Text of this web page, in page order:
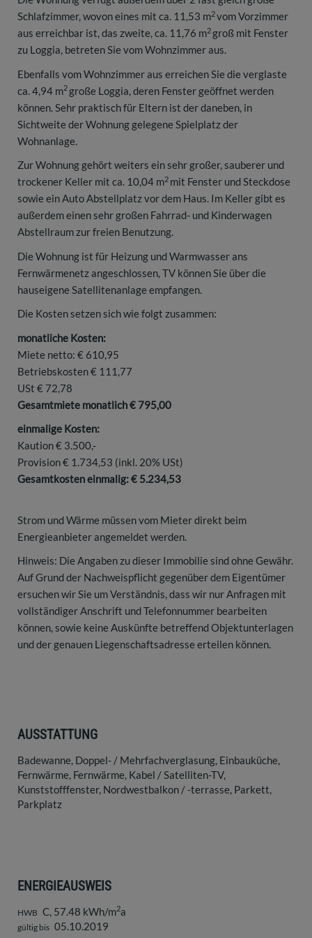
Schlafzimmer, wovon eines mit ca. 11,53 m2vom Vorzimmer
aus erreichbar ist, das zweite, ca. 11,76 m2 groß mit Fenster
zu Loggia, betreten Sie vom Wohnzimmer aus.
Ebenfalls vom Wohnzimmer aus erreichen Sie die verglaste
ca. 4,94 m2 große Loggia, deren Fenster geöffnet werden
können. Sehr praktisch für Eltern ist der daneben, in
Sichtweite der Wohnung gelegene Spielplatz der
Wohnanlage.
Zur Wohnung gehört weiters ein sehr großer, sauberer und
trockener Keller mit ca. 10,04 m2 mit Fenster und Steckdose
sowie ein Auto Abstellplatz vor dem Haus. Im Keller gibt es
außerdem einen sehr großen Fahrrad- und Kinderwagen
Abstellraum zur freien Benutzung.
Die Wohnung ist für Heizung und Warmwasser ans
Fernwärmenetz angeschlossen, TV können Sie über die
hauseigene Satellitenanlage empfangen.
Die Kosten setzen sich wie folgt zusammen:
monatliche Kosten:
Miete netto: € 610,95
Betriebskosten € 111,77
USt € 72,78
Gesamtmiete monatlich € 795,00
einmalige Kosten:
Kaution € 3.500,-
Provision € 1.734,53 (inkl. 20% USt)
Gesamtkosten einmalig: € 5.234,53
Strom und Wärme müssen vom Mieter direkt beim
Energieanbieter angemeldet werden.
Hinweis: Die Angaben zu dieser Immobilie sind ohne Gewähr.
Auf Grund der Nachweispflicht gegenüber dem Eigentümer
ersuchen wir Sie um Verständnis, dass wir nur Anfragen mit
vollständiger Anschrift und Telefonnummer bearbeiten
können, sowie keine Auskünfte betreffend Objektunterlagen
und der genauen Liegenschaftsadresse erteilen können.
AUSSTATTUNG
Badewanne Doppel- / Mehrfachverglasung Einbauküche
Fernwärme Fernwärme Kabel / Satelliten-TV
Kunststofffenster Nordwestbalkon / -terrasse Parkett
Parkplatz
ENERGIEAUSWEIS
HWB C, 57.48 kWh/m2a
gültig bis 05.10.2019